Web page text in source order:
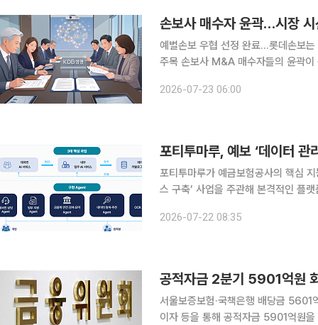
손보사 매수자 윤곽…시장
예별손보 우협 선정 완료…롯데손보
주목 손보사 M&A 매수자들의 윤곽이 구체적으로 드러나면서 시장의 시선은 생명보험사로 향하고
계에 따르면 예금보험공사는 최근 예
2026-07-23 06:00
포티투마루, 예보 ‘데이터
포티투마루가 예금보험공사의 핵심
스 구축’ 사업을 주관해 본격적인 플랫
성하는 1차년도 사업으로, 포티투마
2026-07-22 08:35
공적자금 2분기 5901억원
서울보증보험·국책은행 배당금 5601억원…누적 회수액
이자 등을 통해 공적자금 5901억원